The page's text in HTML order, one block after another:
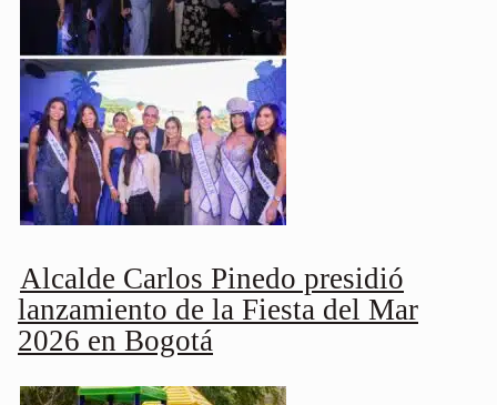
Alcalde Carlos Pinedo presidió
lanzamiento de la Fiesta del Mar
2026 en Bogotá